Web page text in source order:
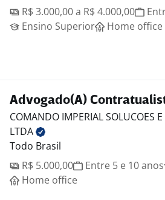
R$ 3.000,00 a R$ 4.000,00
Ensino Superior
Home office
Advogado(A)
COMANDO IMPERIAL SOLUCOES
LTDA
Todo Brasil
R$ 5.000,00
Entre 5 e 10 anos
Home office